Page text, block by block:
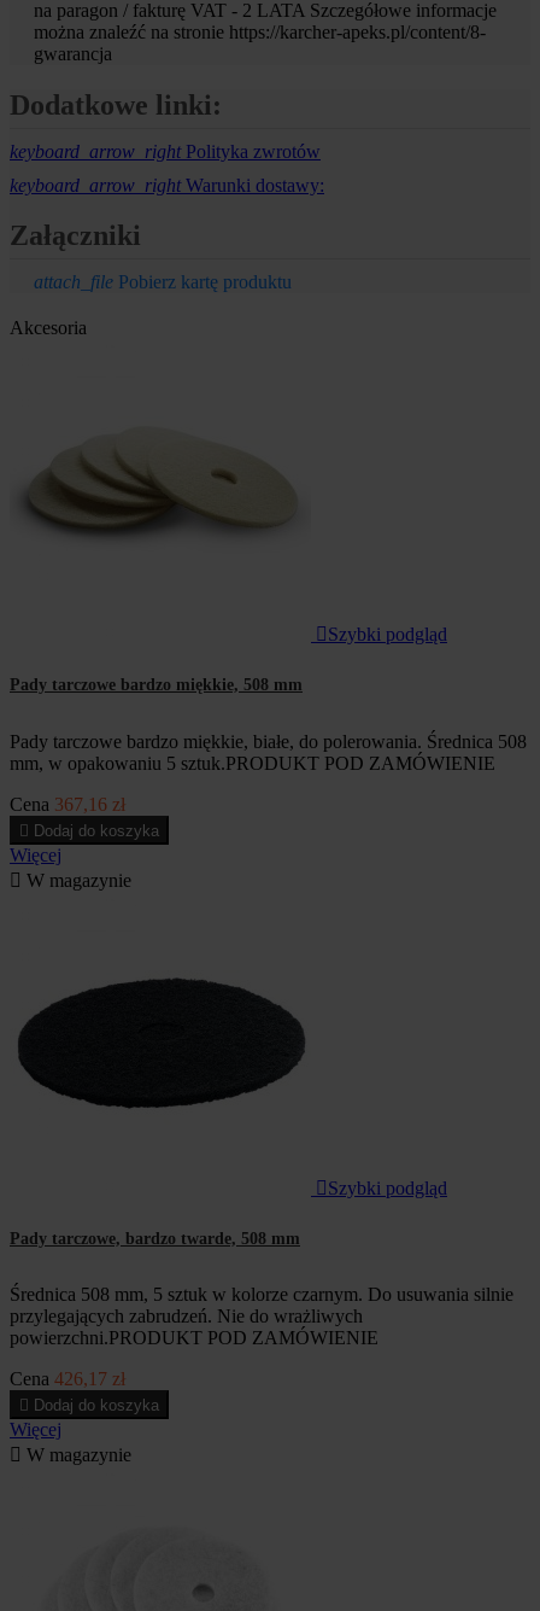
na paragon / fakturę VAT - 2 LATA Szczegółowe informacje
można znaleźć na stronie https://karcher-apeks.pl/content/8-
gwarancja
Dodatkowe linki:
keyboard_arrow_rightPolityka zwrotów
keyboard_arrow_rightWarunki dostawy:
Załączniki
attach_file Pobierz kartę produktu
Akcesoria
 Szybki podgląd
Pady tarczowe bardzo miękkie, 508 mm
Pady tarczowe bardzo miękkie, białe, do polerowania. Średnica 508
mm, w opakowaniu 5 sztuk.PRODUKT POD ZAMÓWIENIE
Cena 367,16 zł
 Dodaj do koszyka
Więcej
 W magazynie
 Szybki podgląd
Pady tarczowe, bardzo twarde, 508 mm
Średnica 508 mm, 5 sztuk w kolorze czarnym. Do usuwania silnie
przylegających zabrudzeń. Nie do wrażliwych
powierzchni.PRODUKT POD ZAMÓWIENIE
Cena 426,17 zł
 Dodaj do koszyka
Więcej
 W magazynie